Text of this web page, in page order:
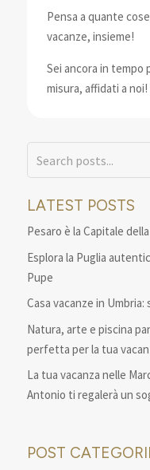
Pensa a quante
vacanze, insieme!
Sei ancora in tempo
misura, affidati a noi!
LATEST POSTS
Pesaro è la Capitale
Esplora la Puglia
Pupe
Casa vacanze in
Natura, arte e piscina
perfetta per la tua
La tua vacanza nelle
Antonio ti regalerà un
POST